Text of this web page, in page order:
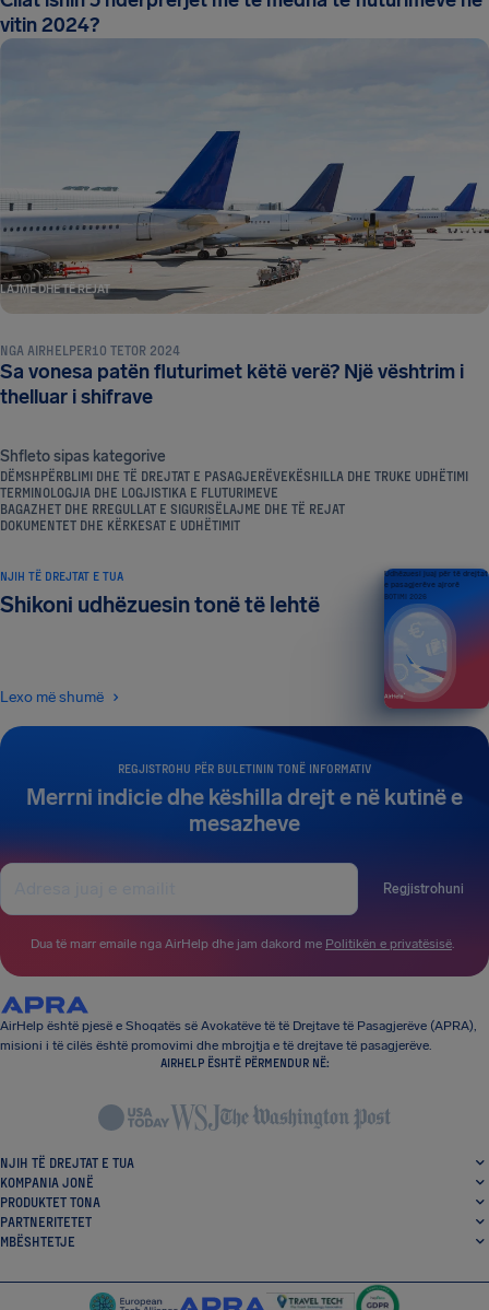
vitin 2024?
LAJME DHE TË REJAT
NGA AIRHELPER10 TETOR 2024
Sa vonesa patën fluturimet këtë verë? Një vështrim i
thelluar i shifrave
Shfleto sipas kategorive
DËMSHPËRBLIMI DHE TË DREJTAT E PASAGJERËVEKËSHILLA DHE TRUKE UDHËTIMI
TERMINOLOGJIA DHE LOGJISTIKA E FLUTURIMEVE
BAGAZHET DHE RREGULLAT E SIGURISËLAJME DHE TË REJAT
DOKUMENTET DHE KËRKESAT E UDHËTIMIT
REGJISTROHU PËR BULETININ TONË INFORMATIV
Merrni indicie dhe këshilla drejt e në kutinë e
mesazheve
Regjistrohuni
Dua të marr emaile nga AirHelp dhe jam dakord me Politikën e privatësisë.
NJIH TË DREJTAT E TUA
Shikoni udhëzuesin tonë të lehtë
Lexo më shumë
Udhëzuesi juaj për të drejtat
e pasagjerëve ajrorë
BOTIMI 2026
AirHelp është pjesë e Shoqatës së Avokatëve të të Drejtave të Pasagjerëve (APRA),
misioni i të cilës është promovimi dhe mbrojtja e të drejtave të pasagjerëve.
AIRHELP ËSHTË PËRMENDUR NË:
NJIH TË DREJTAT E TUA
KOMPANIA JONË
PRODUKTET TONA
PARTNERITETET
MBËSHTETJE